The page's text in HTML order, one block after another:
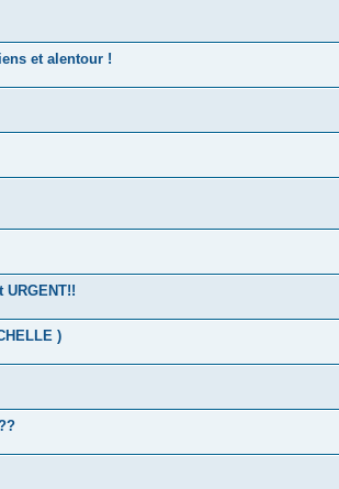
et alentour !
)